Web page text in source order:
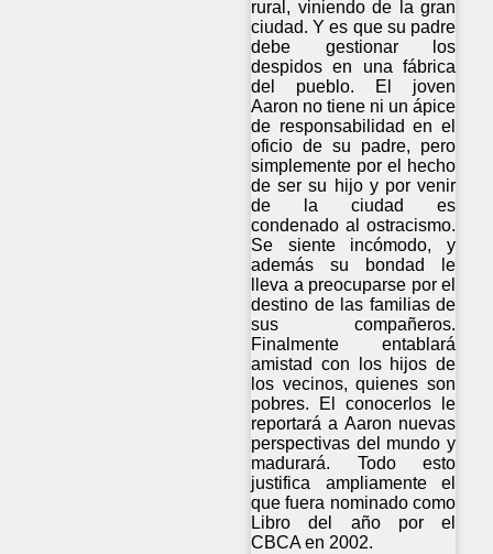
rural, viniendo de la gran
ciudad. Y es que su padre
debe gestionar los
despidos en una fábrica
del pueblo. El joven
Aaron no tiene ni un ápice
de responsabilidad en el
oficio de su padre, pero
simplemente por el hecho
de ser su hijo y por venir
de la ciudad es
condenado al ostracismo.
Se siente incómodo, y
además su bondad le
lleva a preocuparse por el
destino de las familias de
sus compañeros.
Finalmente entablará
amistad con los hijos de
los vecinos, quienes son
pobres. El conocerlos le
reportará a Aaron nuevas
perspectivas del mundo y
madurará. Todo esto
justifica ampliamente el
que fuera nominado como
Libro del año por el
CBCA en 2002.